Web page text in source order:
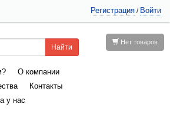
Регистрация / Войти
Нет товаров
О компании
Контакты
у нас